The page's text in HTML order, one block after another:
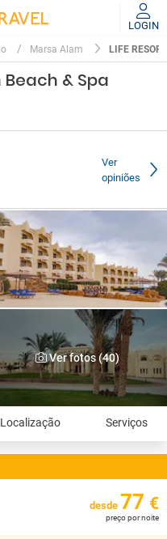
LOGIN
Marsa Alam LIFE
& Spa
Ver
opiniões
Ver fotos (40)
Localização Serviços
desde 77 €
preço por noite